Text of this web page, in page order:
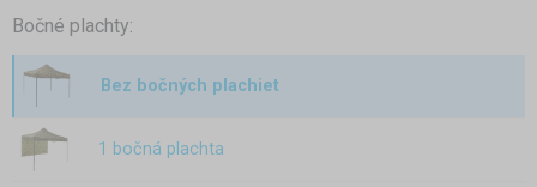
Bočné plachty:
Bez bočných plachiet
1 bočná plachta